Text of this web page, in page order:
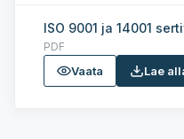
ISO 9001 ja 14001
PDF
Vaata Lae